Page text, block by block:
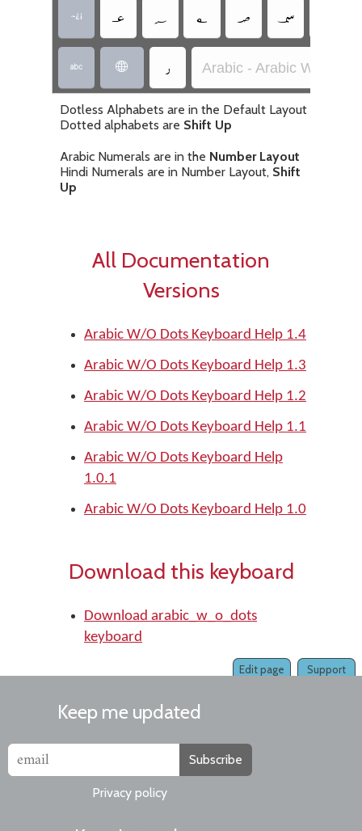
‏ ‏ ‏ ‏ ‏ ‏
‏ ‏ ‏ Arabic - Arabic W/O
Dotless Alphabets are in the Default Layout
Dotted alphabets are Shift Up
Arabic Numerals are in the Number Layout
Hindi Numerals are in Number Layout, Shift
Up
All Documentation
Versions
Arabic W/O Dots Keyboard Help 1.4
Arabic W/O Dots Keyboard Help 1.3
Arabic W/O Dots Keyboard Help 1.2
Arabic W/O Dots Keyboard Help 1.1
Arabic W/O Dots Keyboard Help
1.0.1
Arabic W/O Dots Keyboard Help 1.0
Download this keyboard
Download arabic_w_o_dots
keyboard
Support
Edit page
Keep me updated
Subscribe
Privacy policy